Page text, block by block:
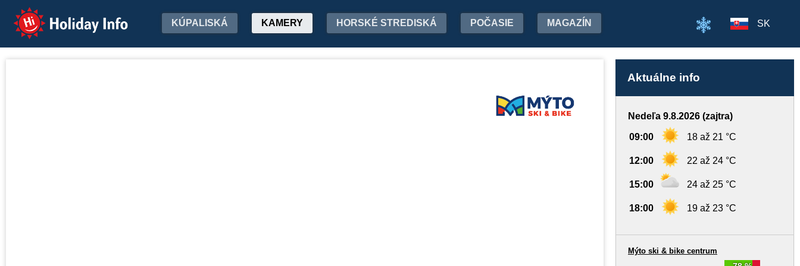
Holiday Info KÚPALISKÁ KAMERY HORSKÉ STREDISKÁ POČASIE MAGAZÍN SK
Aktuálne info
Nedeľa 9.8.2026 (zajtra)
09:00 18 až 21 °C
12:00 22 až 24 °C
15:00 24 až 25 °C
18:00 19 až 23 °C
Mýto ski & bike centrum